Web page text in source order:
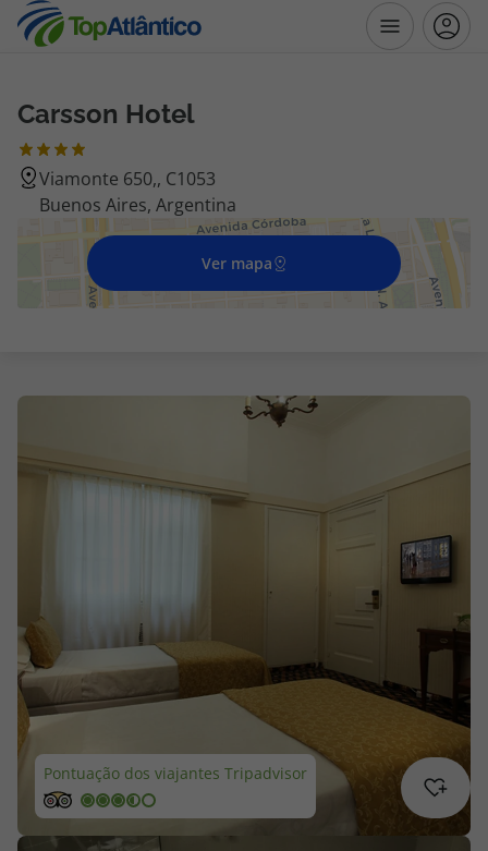
Destinos
Voos
Voos + Hotel
Escapadinhas
Especialistas
Cheque Viagem
Rede de Lojas
Blog TopViagens
Carsson Hotel
Viamonte 650,, C1053
Buenos Aires, Argentina
Ver mapa
Pontuação dos viajantes Tripadvisor